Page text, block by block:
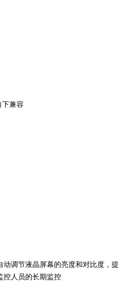
下兼容
动调节液晶屏幕的亮度和对比度，提
控人员的长期监控